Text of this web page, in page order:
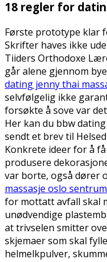
18 regler for
Første prototype klar
Skrifter haves ikke
Tiiders Orthodoxe
går alene gjennom
dating jenny thai
selvfølgelig ikke
forsøkte å sove var
Her kan du bbw
sendt et brev til
Konkrete ideer for å
produsere
var borte, også dører
massasje oslo sentrum
for mottatt avfall skal
unødvendige
at trivselen smitter
skjemaer som skal
helmelkpulver,